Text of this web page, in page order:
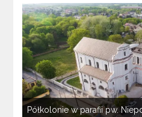
Półkolonie w parafii pw.